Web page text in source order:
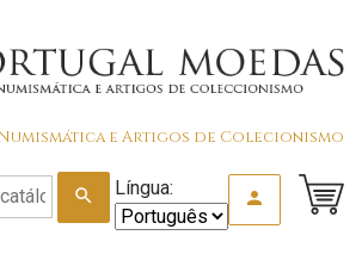
e Artigos de Colecionismo
search Língua: person